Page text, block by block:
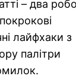
– два
лайфхаки з
палітри